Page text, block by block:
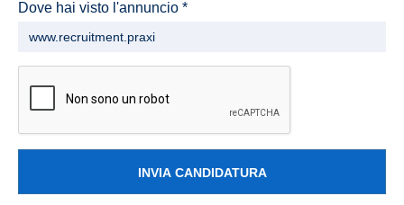
Dove hai visto l'annuncio *
INVIA CANDIDATURA